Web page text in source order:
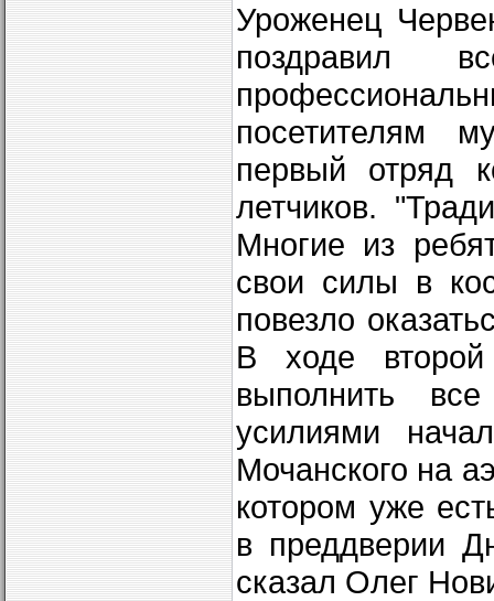
Уроженец
поздравил
посетителям
первый отряд
летчиков.
Многие из
свои силы в
повезло
В ходе второй
выполнить
усилиями
Мочанского на
котором уже
в преддверии
сказал Олег